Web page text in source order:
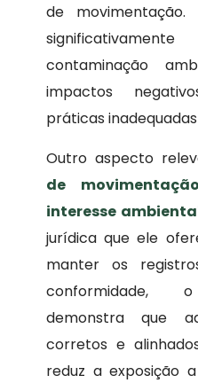
de movimentação.
contaminação
impactos
práticas
Outro aspecto
de
interesse
jurídica que ele
manter os
conformidade,
demonstra que
corretos e
reduz a exposição